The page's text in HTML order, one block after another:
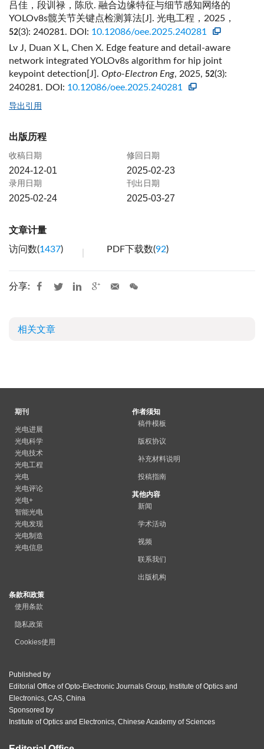
吕佳，段训禄，陈欣. 融合边缘特征与细节感知网络的
YOLOv8s髋关节关键点检测算法[J]. 光电工程，2025，
52(3): 240281. DOI: 10.12086/oee.2025.240281
Lv J, Duan X L, Chen X. Edge feature and detail-aware
network integrated YOLOv8s algorithm for hip joint
keypoint detection[J]. Opto-Electron Eng, 2025, 52(3):
240281. DOI: 10.12086/oee.2025.240281
导出引用
出版历程
收稿日期
2024-12-01
修回日期
2025-02-23
录用日期
2025-02-24
刊出日期
2025-03-27
文章计量
访问数(1437) PDF下载数(92)
分享:
相关文章
期刊
光电进展
光电科学
光电技术
光电工程
光电
光电评论
光电+
智能光电
光电发现
光电制造
光电信息
作者须知
稿件模板
版权协议
补充材料说明
投稿指南
其他内容
新闻
学术活动
视频
联系我们
出版机构
条款和政策
使用条款
隐私政策
Cookies使用
Published by
Editorial Office of Opto-Electronic Journals Group, Institute of Optics and
Electronics, CAS, China
Sponsored by
Institute of Optics and Electronics, Chinese Academy of Sciences